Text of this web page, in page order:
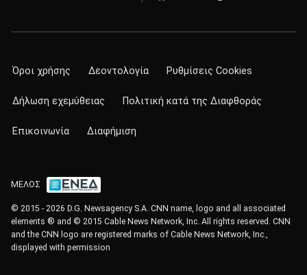
Όροι χρήσης Δεοντολογία Ρυθμίσεις Cookies
Δήλωση εχεμύθειας Πολιτική κατά της Διαφθοράς
Επικοινωνία Διαφήμιση
ΜΕΛΟΣ
© 2015 - 2026 D.G. Newsagency S.A. CNN name, logo and all associated
elements ® and © 2015 Cable News Network, Inc. All rights reserved. CNN
and the CNN logo are registered marks of Cable News Network, Inc.,
displayed with permission